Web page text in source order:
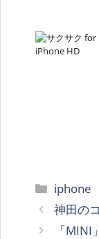
カ
テ
ゴ
iphone
神田の
「